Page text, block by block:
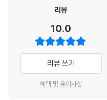
--- 「겉모습」 중에서
부족했던 날, 실수했던 시간도 모
에게, 용기내지 못했던 나에게,
순간들이 모여 나를 만들어왔다
--- 「후회」 중에서
과정도 개인마다 다를 수 있음을
않고 개인의 고유한 여정을 존중합
4, 실천 가능한 지혜 제공
리뷰
10.0
리뷰 쓰기
혜택 및 유의사항